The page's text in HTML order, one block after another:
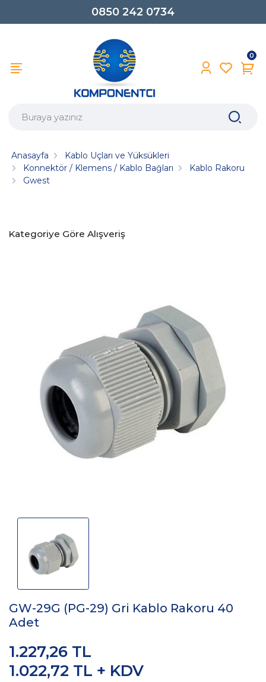
0850 242 0734
0
Anasayfa
Kablo Uçları ve Yüksükleri
Konnektör / Klemens / Kablo Bağları
Kablo Rakoru
Gwest
Kategoriye Göre Alışveriş
GW-29G (PG-29) Gri Kablo Rakoru 40
Adet
1.022,72 TL + KDV
1.227,26 TL